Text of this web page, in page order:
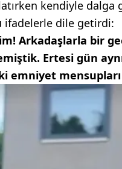
kendiyle
ifadelerle dile getirdi:
Arkadaşlarla bir
Ertesi gün
emniyet